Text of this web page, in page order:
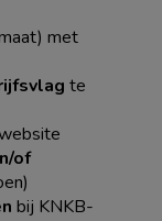
met
te
of
bij KNKB-